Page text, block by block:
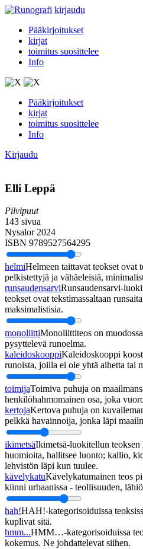
kirjaudu
Pääkirjoitukset
kirjat
toimitus suosittelee
Info
Pääkirjoitukset
kirjat
toimitus suosittelee
Info
Kirjaudu
Elli Leppä
Pilvipuut
143 sivua
Nysalor 2024
ISBN 9789527564295
helmiHelmeen taittavat teokset ovat
pelkistettyjä ja vähäeleisiä,
runsaudensarviRunsaudensarvi-
teokset ovat tekstimassaltaan
maksimalistisia.
monoliittiMonoliittiteos on
pysyttelevä runoelma.
kaleidoskooppiKaleidoskooppi
runoista, joilla ei ole yhtä aihetta tai
toimijaToimiva puhuja on
henkilöhahmomainen osa, joka
kertojaKertova puhuja on
pelkkä havainnoija, jonka läpi
ikimetsäIkimetsä-luokitellun
huomioita, hallitsee luonto; kallio,
lehvistön läpi kun tuulee.
kävelykatuKävelykatumainen teos
kiinni urbaanissa - teollisuuden,
hah!HAH!-kategorisoiduissa
kuplivat sitä.
hmm...HMM…-kategorisoiduissa
kokemus. Ne johdattelevat siihen.